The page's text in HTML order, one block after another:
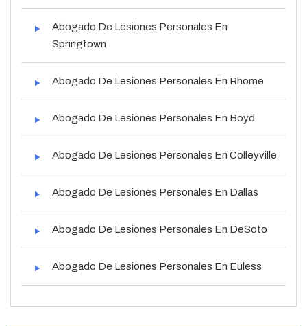
Abogado De Lesiones Personales En
Springtown
Abogado De Lesiones Personales En Rhome
Abogado De Lesiones Personales En Boyd
Abogado De Lesiones Personales En Colleyville
Abogado De Lesiones Personales En Dallas
Abogado De Lesiones Personales En DeSoto
Abogado De Lesiones Personales En Euless